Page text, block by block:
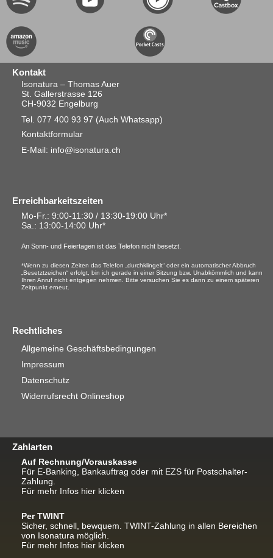
Kontakt
Isonatura – Thomas Auer
St. Gallerstrasse 126
CH-9032 Engelburg
Tel. 077 400 93 97 (Auch Whatsapp)
Kontaktformular
E-Mail: info@isonatura.ch
Erreichbarkeitszeiten
Mo-Fr.: 9:00-11:30 / 13:30-19:00 Uhr*
Sa. : 13:00-14:00 Uhr*
An Sonn- und Feiertagen ist das Telefon nicht besetzt.
*Wenn zu diesen Zeiten das Telefon „durchklingelt“ oder ein automatischer Abbruch
„Besetztzeichen“ erfolgt, bin ich gerade in einer Sitzung bzw. Unabkömmlich und kann
Ihren Anruf nicht entgegen nehmen. Bitte versuchen Sie es dann zu einem späteren
Zeitpunkt erneut.
Rechtliches
Allgemeine Geschäftsbedingungen
Impressum
Datenschutz
Widerrufsrecht Onlineshop
Zahlarten
Auf Rechnung/Vorauskasse
Für E-Banking, Bankauftrag oder mit EZS für Postschalter-
Zahlung.
Für mehr Infos hier klicken
Per TWINT
Sicher, schnell, bewquem. TWINT-Zahlung in allen Bereichen
von Isonatura möglich.
Für mehr Infos hier klicken